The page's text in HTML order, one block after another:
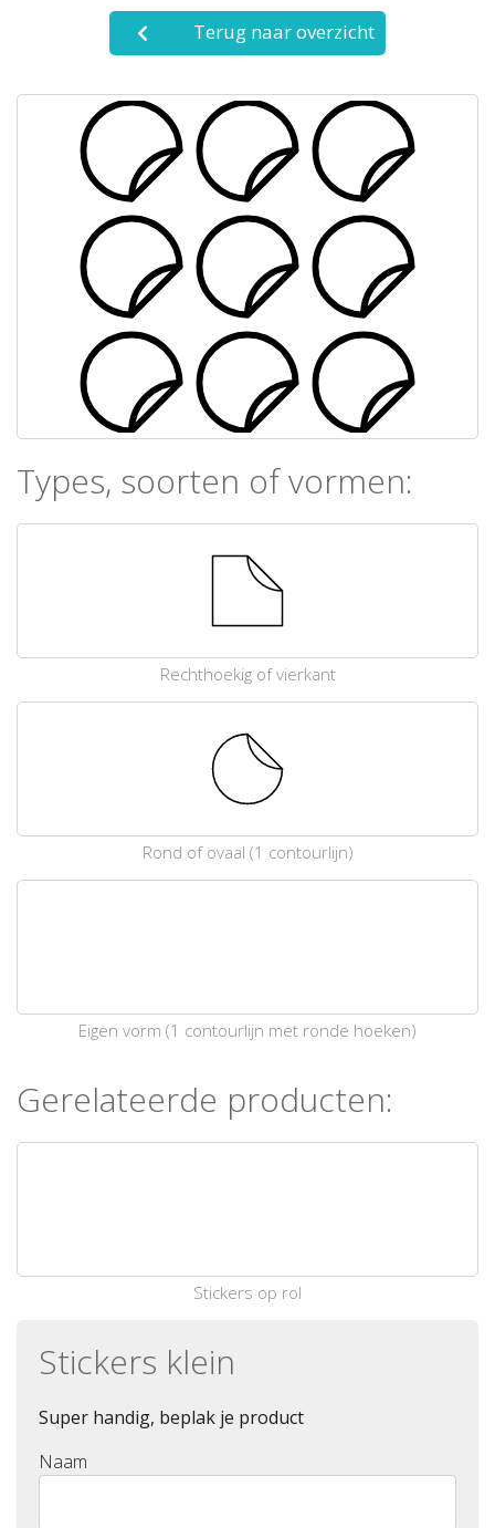
Terug naar overzicht
Types, soorten of vormen:
Rechthoekig of vierkant
Rond of ovaal (1 contourlijn)
Eigen vorm (1 contourlijn met ronde hoeken)
Gerelateerde producten:
Stickers op rol
Stickers klein
Super handig, beplak je product
Naam